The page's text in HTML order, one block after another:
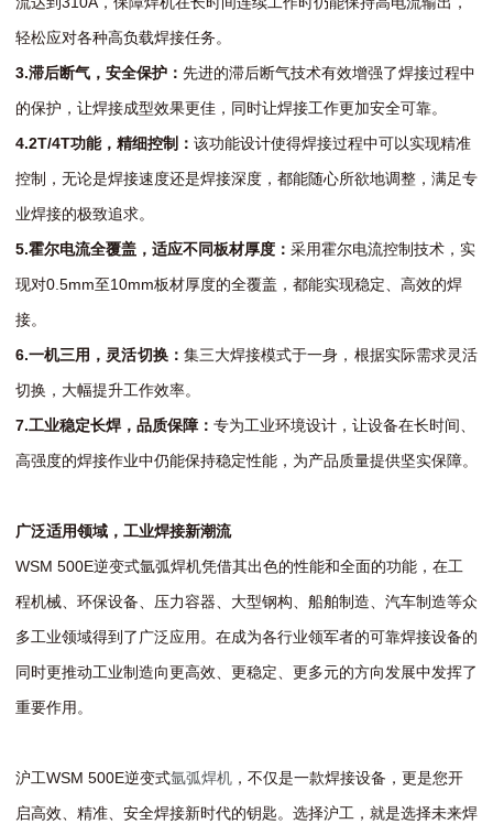
轻松应对各种高负载焊接任务。
3.滞后断气，安全保护： 先进的滞后断气技术有效增强了焊接过程中
的保护，让焊接成型效果更佳，同时让焊接工作更加安全可靠。
4.2T/4T功能，精细控制： 该功能设计使得焊接过程中可以实现精准
控制，无论是焊接速度还是焊接深度，都能随心所欲地调整，满足专
业焊接的极致追求。
5.霍尔电流全覆盖 ， 适应不同板材厚度： 采用霍尔电流控制技术，实
现对0.5mm至10mm板材厚度的全覆盖，都能实现稳定、高效的焊
接。
6.一机三用，灵活切换： 集三大焊接模式于一身，根据实际需求灵活
切换，大幅提升工作效率。
7.工业稳定长焊，品质保障 ： 专为工业环境设计，让设备在长时间、
高强度的焊接作业中仍能保持稳定性能，为产品质量提供坚实保障。
广泛适用领域， 工业焊接新潮流
WSM 500E逆变式氩弧焊机凭借其出色的性能和全面的功能，在工
程机械、环保设备、压力容器、大型钢构、船舶制造、汽车制造等众
多工业领域得到了广泛应用。在成为各行业领军者的可靠焊接设备的
同时更推动工业制造向更高效、更稳定、更多元的方向发展中发挥了
重要作用。
沪工WSM 500E逆变式氩弧焊机 ，不仅是一款焊接设备，更是您开
启高效、精准、安全焊接新时代的钥匙。选择沪工，就是选择未来焊